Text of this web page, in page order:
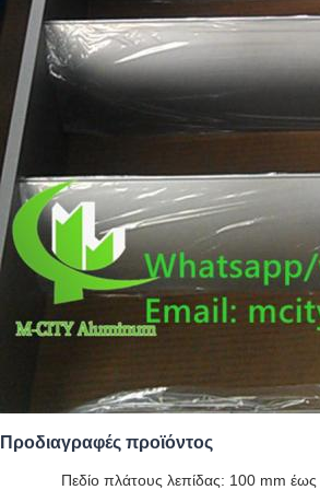
Προδιαγραφές προϊόντος
Πεδίο πλάτους λεπίδας: 100 mm